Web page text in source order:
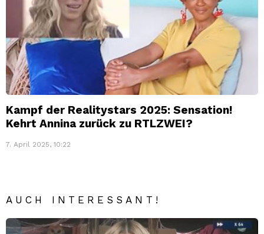
Kampf der Realitystars 2025: Sensation!
Kehrt Annina zurück zu RTLZWEI?
7. April 2025, 10:22
AUCH INTERESSANT!